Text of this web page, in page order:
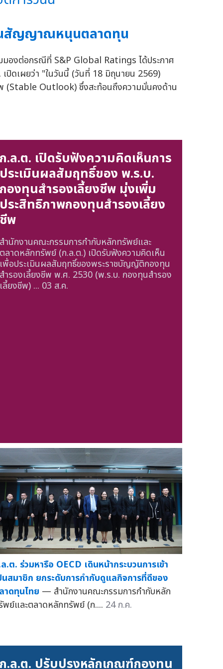
นสัญญาณหนุนตลาดทุน
มองต่อกรณีที่ S&P Global Ratings ได้ประกาศ
เปิดเผยว่า "ในวันนี้ (วันที่ 18 มิถุนายน 2569)
(Stable Outlook) ซึ่งสะท้อนถึงความมั่นคงด้าน
ก.ล.ต. เปิดรับฟังความคิดเห็นการ
ประเมินผลสัมฤทธิ์ของ พ.ร.บ.
กองทุนสำรองเลี้ยงชีพ มุ่งเพิ่ม
ประสิทธิภาพกองทุนสำรองเลี้ยง
ชีพ
สำนักงานคณะกรรมการกำกับหลักทรัพย์และ
ตลาดหลักทรัพย์ (ก.ล.ต.) เปิดรับฟังความคิดเห็น
เพื่อประเมินผลสัมฤทธิ์ของพระราชบัญญัติกองทุน
สำรองเลี้ยงชีพ พ.ศ. 2530 (พ.ร.บ. กองทุนสำรอง
เลี้ยงชีพ) ... 03 ส.ค.
.ต. ร่วมหารือ OECD เดินหน้ากระบวนการเข้า
นสมาชิก ยกระดับการกำกับดูแลกิจการที่ดีของ
าดทุนไทย — สำนักงานคณะกรรมการกำกับหลัก
พย์และตลาดหลักทรัพย์ (ก.... 24 ก.ค.
ก.ล.ต. ปรับปรุงหลักเกณฑ์กองทุน